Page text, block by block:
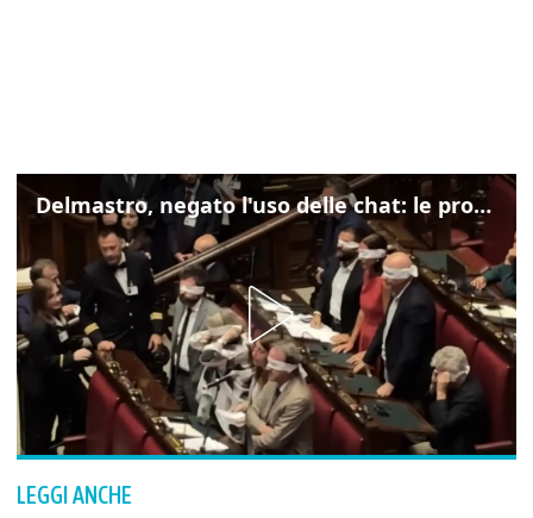
Delmastro, negato l'uso delle chat: le proteste di Avs e M5s
LEGGI ANCHE